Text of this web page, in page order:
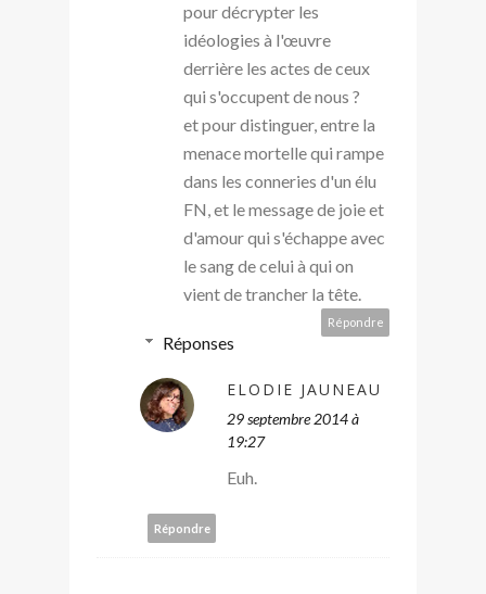
pour décrypter les
idéologies à l'œuvre
derrière les actes de ceux
qui s'occupent de nous ?
et pour distinguer, entre la
menace mortelle qui rampe
dans les conneries d'un élu
FN, et le message de joie et
d'amour qui s'échappe avec
le sang de celui à qui on
vient de trancher la tête.
Répondre
Réponses
ELODIE JAUNEAU
29 septembre 2014 à
19:27
Euh.
Répondre